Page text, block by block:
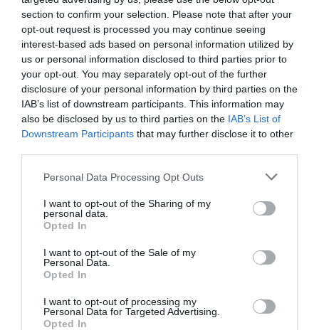
section to confirm your selection. Please note that after your
opt-out request is processed you may continue seeing
interest-based ads based on personal information utilized by
us or personal information disclosed to third parties prior to
your opt-out. You may separately opt-out of the further
disclosure of your personal information by third parties on the
IAB’s list of downstream participants. This information may
also be disclosed by us to third parties on the IAB’s List of
Downstream Participants that may further disclose it to other
Personal Data Processing Opt Outs
I want to opt-out of the Sharing of my
personal data.
Opted In
I want to opt-out of the Sale of my
Personal Data.
Opted In
I want to opt-out of processing my
Personal Data for Targeted Advertising.
Opted In